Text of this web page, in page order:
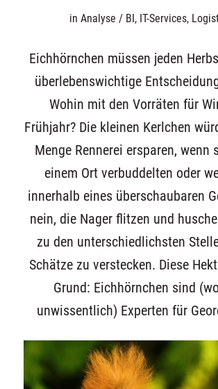
in Analyse / BI, IT-Services,
Eichhörnchen müssen jeden
überlebenswichtige
Wohin mit den Vorräten für
Frühjahr? Die kleinen Kerlchen
Menge Rennerei ersparen, wenn
einem Ort verbuddelten oder
innerhalb eines überschaubaren
nein, die Nager flitzen und
zu den unterschiedlichsten
Schätze zu verstecken. Diese
Grund: Eichhörnchen sind
unwissentlich) Experten für